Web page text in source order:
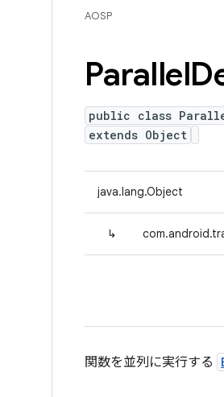
AOSP
Parallel
public class
extends Object
java.lang.Object
↳
関数を並列に実行する